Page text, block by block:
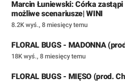
Marcin Łuniewski: Córka
możliwe scenariusze| WINI
8.2K wyś., 8 miesięcy temu
FLORAL BUGS - MADONNA
18K wyś., 8 miesięcy temu
FLORAL BUGS - MIĘSO (prod.